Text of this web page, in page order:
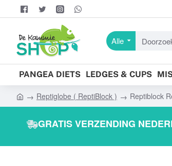
Alle
Doorzoek
hele
winkel...
PANGEA DIETS LEDGES & CUPS
h
Reptiglobe ( ReptiBlock ) Reptiblock
GRATIS VERZENDING